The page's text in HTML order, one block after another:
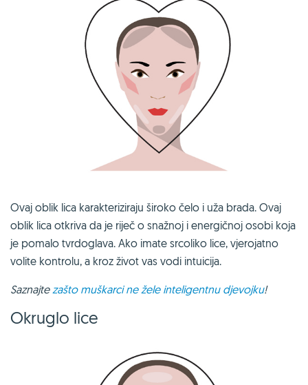
Ovaj oblik lica karakteriziraju široko čelo i uža brada. Ovaj
oblik lica otkriva da je riječ o snažnoj i energičnoj osobi koja
je pomalo tvrdoglava. Ako imate srcoliko lice, vjerojatno
volite kontrolu, a kroz život vas vodi intuicija.
Saznajte zašto muškarci ne žele inteligentnu djevojku!
Okruglo lice